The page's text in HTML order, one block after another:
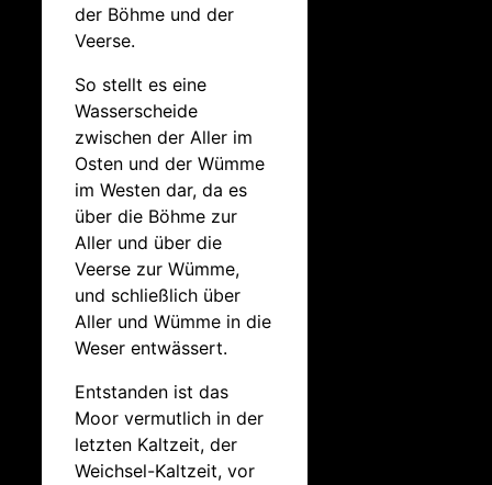
der Böhme und der
Veerse.
So stellt es eine
Wasserscheide
zwischen der Aller im
Osten und der Wümme
im Westen dar, da es
über die Böhme zur
Aller und über die
Veerse zur Wümme,
und schließlich über
Aller und Wümme in die
Weser entwässert.
Entstanden ist das
Moor vermutlich in der
letzten Kaltzeit, der
Weichsel-Kaltzeit, vor